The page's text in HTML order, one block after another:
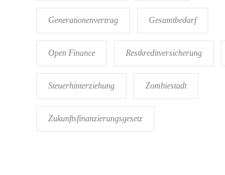
Generationenvertrag Gesamtbedarf
Open Finance Restkreditversicherung
Steuerhinterziehung Zombiestadt
Zukunftsfinanzierungsgesetz